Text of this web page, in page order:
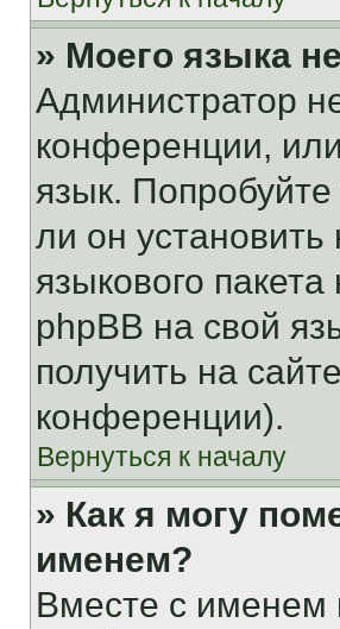
» Моего языка
Администратор
конференции,
язык.
ли он
языкового
phpBB на свой
получить на
конференции).
Вернуться к началу
» Как я могу
именем?
Вместе с именем